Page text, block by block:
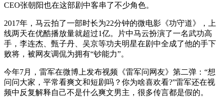
CEO张朝阳也在这部剧中客串了不少角色。
2017年，马云拍了一部时长为22分钟的微电影《功守道》，上
线两天在优酷播放量就超过1亿。片中马云扮演了一名武功高
手，李连杰、甄子丹、吴京等功夫明星在剧中全成了他的手下
败将，被网友调侃为拥有“钞能力”。
今年7月，雷军在微博上发布视频《雷军问网友》第二弹：“想
问问大家，平常看爽文和短剧吗？你为啥喜欢看?”雷军还在视
频中反复解释自己不是什么爽文男主，很多传言都是假的。